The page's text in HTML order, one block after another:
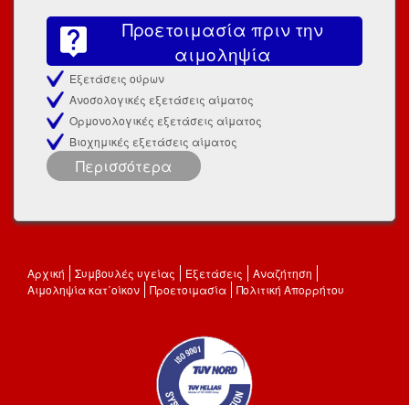
Προετοιμασία πριν την
αιμοληψία
Εξετάσεις ούρων
Ανοσολογικές εξετάσεις αίματος
Ορμονολογικές εξετάσεις αίματος
Βιοχημικές εξετάσεις αίματος
Περισσότερα
Αρχική Συμβουλές υγείας Εξετάσεις
Αναζήτηση
Αιμοληψία κατ΄οίκον
Προετοιμασία Πολιτική Απορρήτου